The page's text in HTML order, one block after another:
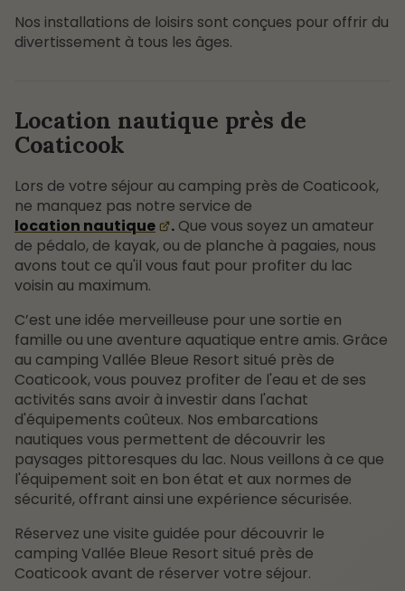
Nos installations de loisirs sont conçues pour offrir du
divertissement à tous les âges.
Location nautique près de
Coaticook
Lors de votre séjour au camping près de Coaticook,
ne manquez pas notre service de
location nautique
. Que vous soyez un amateur
de pédalo, de kayak, ou de planche à pagaies, nous
avons tout ce qu'il vous faut pour profiter du lac
voisin au maximum.
C’est une idée merveilleuse pour une sortie en
famille ou une aventure aquatique entre amis. Grâce
au camping Vallée Bleue Resort situé près de
Coaticook, vous pouvez profiter de l'eau et de ses
activités sans avoir à investir dans l'achat
d'équipements coûteux. Nos embarcations
nautiques vous permettent de découvrir les
paysages pittoresques du lac. Nous veillons à ce que
l'équipement soit en bon état et aux normes de
sécurité, offrant ainsi une expérience sécurisée.
Réservez une visite guidée pour découvrir le
camping Vallée Bleue Resort situé près de
Coaticook avant de réserver votre séjour.